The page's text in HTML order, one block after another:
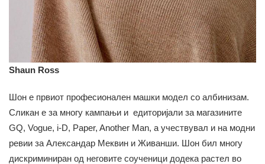
Shaun Ross
Шон е првиот професионален машки модел со албинизам.
Сликан е за многу кампањи и едиторијали за магазините
GQ, Vogue, i-D, Paper, Another Man, а учествувал и на модни
ревии за Александар Меквин и Живанши. Шон бил многу
дискриминиран од неговите соученици додека растел во